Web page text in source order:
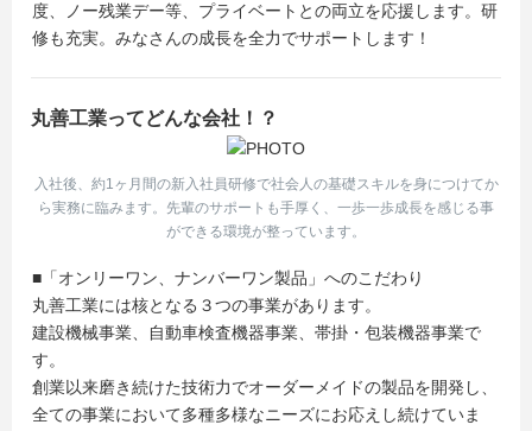
度、ノー残業デー等、プライベートとの両立を応援します。研
修も充実。みなさんの成長を全力でサポートします！
丸善工業ってどんな会社！？
入社後、約1ヶ月間の新入社員研修で社会人の基礎スキルを身につけてか
ら実務に臨みます。先輩のサポートも手厚く、一歩一歩成長を感じる事
ができる環境が整っています。
■「オンリーワン、ナンバーワン製品」へのこだわり
丸善工業には核となる３つの事業があります。
建設機械事業、自動車検査機器事業、帯掛・包装機器事業で
す。
創業以来磨き続けた技術力でオーダーメイドの製品を開発し、
全ての事業において多種多様なニーズにお応えし続けていま